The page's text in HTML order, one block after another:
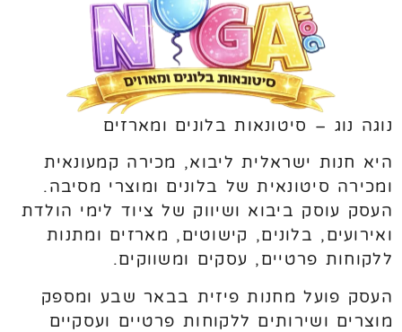
נוגה נוג – סיטונאות בלונים ומארזים
היא חנות ישראלית ליבוא, מכירה קמעונאית
ומכירה סיטונאית של בלונים ומוצרי מסיבה.
העסק עוסק ביבוא ושיווק של ציוד לימי הולדת
ואירועים, בלונים, קישוטים, מארזים ומתנות
ללקוחות פרטיים, עסקים ומשווקים.
העסק פועל מחנות פיזית בבאר שבע ומספק
מוצרים ושירותים ללקוחות פרטיים ועסקיים